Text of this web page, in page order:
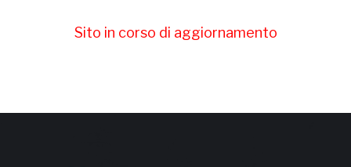
Sito in corso di aggiornamento